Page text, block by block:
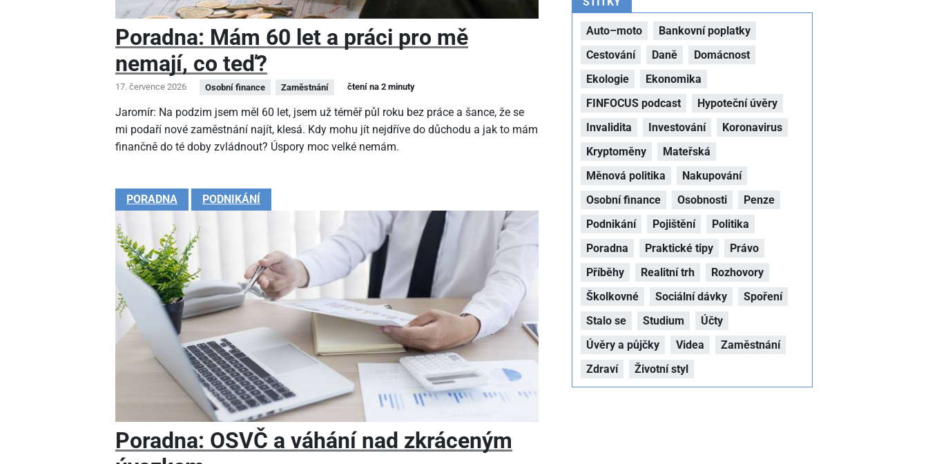
Poradna: Mám 60 let a práci pro mě
nemají, co teď?
17. července 2026 Osobní finance Zaměstnání čtení na 2 minuty
Jaromír: Na podzim jsem měl 60 let, jsem už téměř půl roku bez práce a šance, že se
mi podaří nové zaměstnání najít, klesá. Kdy mohu jít nejdříve do důchodu a jak to mám
finančně do té doby zvládnout? Úspory moc velké nemám.
PORADNA PODNIKÁNÍ
Poradna: OSVČ a váhání nad zkráceným
Auto–moto
Bankovní poplatky
Cestování
Daně
Domácnost
Ekologie
Ekonomika
FINFOCUS podcast
Hypoteční úvěry
Invalidita
Investování
Koronavirus
Kryptoměny
Mateřská
Měnová politika
Nakupování
Osobní finance
Osobnosti
Penze
Podnikání
Pojištění
Politika
Poradna
Praktické tipy
Právo
Příběhy
Realitní trh
Rozhovory
Školkovné
Sociální dávky
Spoření
Stalo se
Studium
Účty
Úvěry a půjčky
Videa
Zaměstnání
Zdraví
Životní styl